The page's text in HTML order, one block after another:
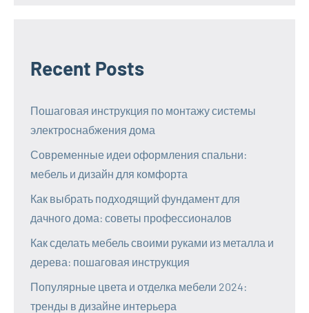
Recent Posts
Пошаговая инструкция по монтажу системы
электроснабжения дома
Современные идеи оформления спальни:
мебель и дизайн для комфорта
Как выбрать подходящий фундамент для
дачного дома: советы профессионалов
Как сделать мебель своими руками из металла и
дерева: пошаговая инструкция
Популярные цвета и отделка мебели 2024:
тренды в дизайне интерьера